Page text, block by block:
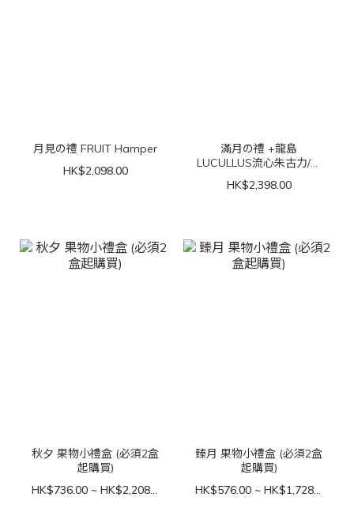
月見の禮 FRUIT Hamper
HK$2,098.00
滿月の禮 +龍島
LUCULLUS流心朱古力/奶
皇月餅禮盒(4件裝)
HK$2,398.00
秋夕 果物小禮盒 (必須2盒
起購買)
HK$736.00 ~ HK$2,208.00
臻月 果物小禮盒 (必須2盒
起購買)
HK$576.00 ~ HK$1,728.00